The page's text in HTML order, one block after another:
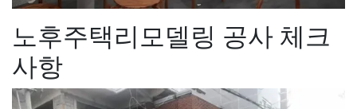
노후주택리모델링 공사 체크
사항